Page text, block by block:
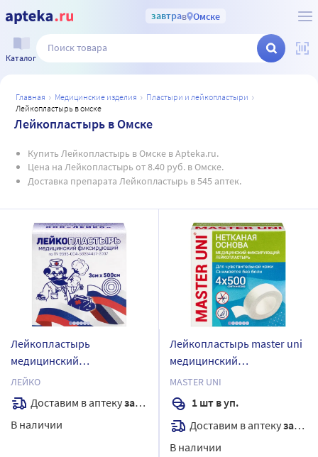
завтрав Омске
Каталог
главная медицинские изделия
пластыри и лейкопластыри
лейкопластырь в омске
Лейкопластырь в Омске
Купить Лейкопластырь в Омске в Apteka.ru.
Цена на Лейкопластырь от 8.40 руб. в Омске.
Доставка препарата Лейкопластырь в 545 аптек.
Лейкопластырь
медицинский
фиксирующий 3 смх500 см/
инд.уп/лейко
ЛЕЙКО
Доставим в аптекузавтра
В наличии
Лейкопластырь master uni
медицинский
фиксирующий на нетканой
основе 4x500 см
MASTER UNI
1 шт в уп.
Доставим в аптекузавтра
В наличии